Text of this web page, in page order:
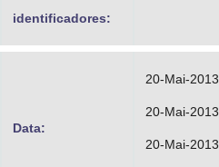
identificadores:
Data:
20-Mai-2013
20-Mai-2013
20-Mai-2013